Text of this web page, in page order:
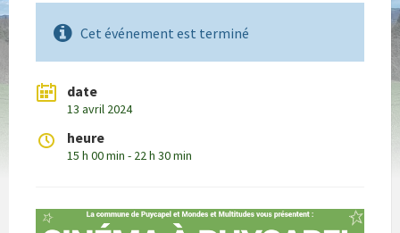
Cet événement est terminé
date
13 avril 2024
heure
15 h 00 min - 22 h 30 min